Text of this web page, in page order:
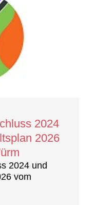
2024
2026
2024 und
vom